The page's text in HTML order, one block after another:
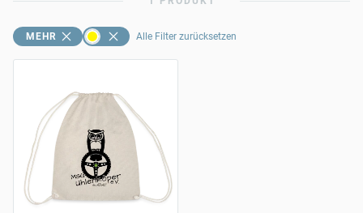
MEHR Alle Filter zurücksetzen